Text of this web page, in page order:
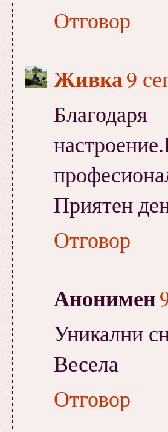
Отговор
Живка9
Приятен
Отговор
Анонимен
Уникални
Весела
Отговор